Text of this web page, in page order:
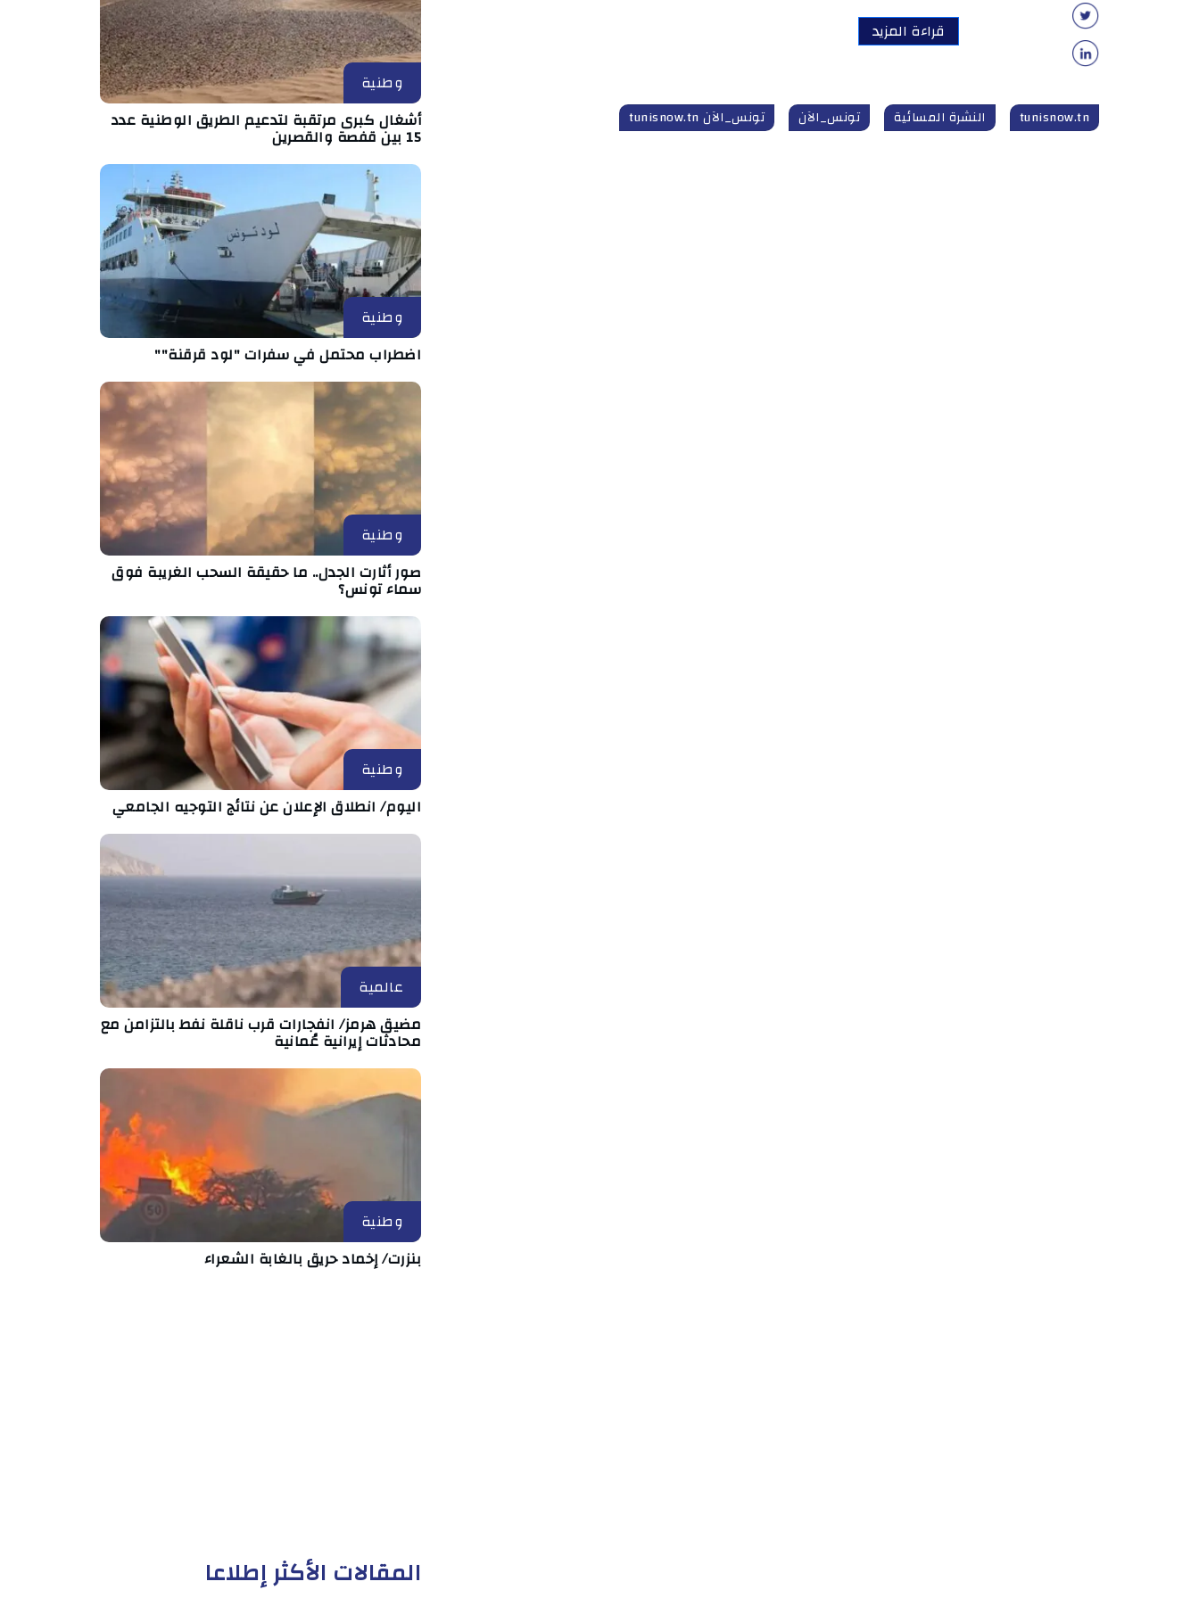
قراءة المزيد
tunisnow.tn النشرة المسائية تونس_الآن تونس_الآن tunisnow.tn
وطنية
أشغال كبرى مرتقبة لتدعيم الطريق الوطنية عدد
15 بين قفصة والقصرين
وطنية
اضطراب محتمل في سفرات "لود قرقنة""
وطنية
صور أثارت الجدل.. ما حقيقة السحب الغريبة فوق
سماء تونس؟
وطنية
اليوم/ انطلاق الإعلان عن نتائج التوجيه الجامعي
عالمية
مضيق هرمز/ انفجارات قرب ناقلة نفط بالتزامن مع
محادثات إيرانية عُمانية
وطنية
بنزرت/ إخماد حريق بالغابة الشعراء
المقالات الأكثر إطلاعا